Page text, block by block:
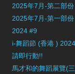
2025年7月-第二部份
2025年7月-第一部份
2024 #9
i-舞蹈節 (香港 )
請即行動!!
馬才和的舞蹈展覽(